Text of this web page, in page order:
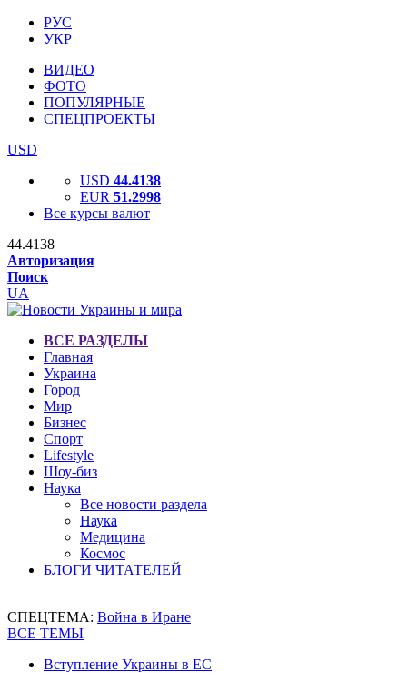
РУС
УКР
ВИДЕО
ФОТО
ПОПУЛЯРНЫЕ
СПЕЦПРОЕКТЫ
USD
USD 44.4138
EUR 51.2998
Все курсы валют
44.4138
Авторизация
Поиск
UA
ВСЕ РАЗДЕЛЫ
Главная
Украина
Город
Мир
Бизнес
Спорт
Lifestyle
Шоу-биз
Наука
Все новости раздела
Наука
Медицина
Космос
БЛОГИ ЧИТАТЕЛЕЙ
СПЕЦТЕМА: Война в Иране
ВСЕ ТЕМЫ
Вступление Украины в ЕС